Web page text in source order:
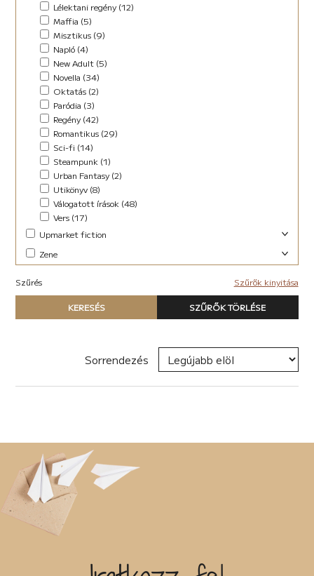
Lélektani regény (12)
Maffia (5)
Misztikus (9)
Napló (4)
New Adult (5)
Novella (34)
Oktatás (2)
Paródia (3)
Regény (42)
Romantikus (29)
Sci-fi (14)
Steampunk (1)
Urban Fantasy (2)
Utikönyv (8)
Válogatott írások (48)
Vers (17)
Upmarket fiction
Abszurd (9)
Akció (22)
Blogregény (2)
Chick lit (6)
coaching (4)
dark-romance (7)
Fantasy (40)
Fikció (49)
Filozófia (2)
Groteszk (4)
Gyűjtemény (27)
Háború (1)
Horror (6)
Zene
Szűrés
Szűrők kinyitása
Típus
Nyomtatott könyv
Sorozat
Címke
Új címke hozzáadása
KERESÉS SZŰRŐK TÖRLÉSE
Sorrendezés